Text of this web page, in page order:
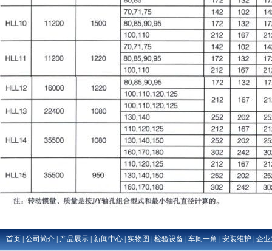
首页 公司简介 产品展示 新闻中心 实物图 检验设备 车间一角 安装维护 企